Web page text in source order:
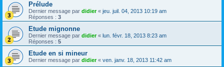
Prélude
Dernier message par didier« jeu. juil. 04, 2013 10:19 am
Réponses : 3
Etude mignonne
Dernier message par didier« lun. févr. 18, 2013 8:23 am
Réponses : 5
Etude en si mineur
Dernier message par didier« ven. janv. 18, 2013 11:42 am